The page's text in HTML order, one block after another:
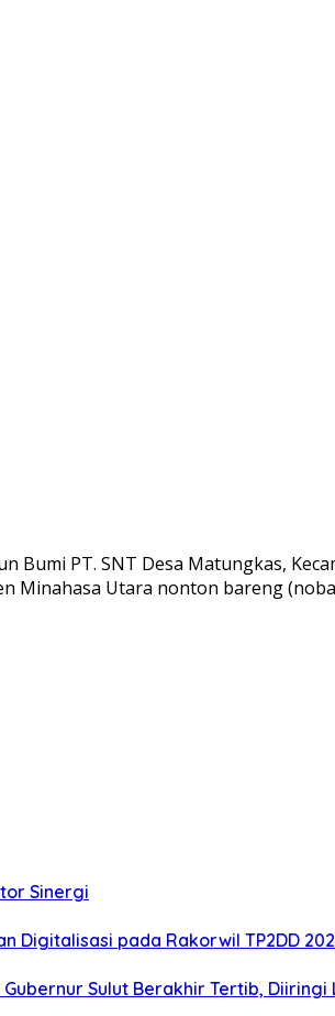
Bumi PT. SNT Desa Matungkas,
Minahasa Utara nonton bareng
Sinergi
Digitalisasi pada Rakorwil TP2DD
Sulut Berakhir Tertib,